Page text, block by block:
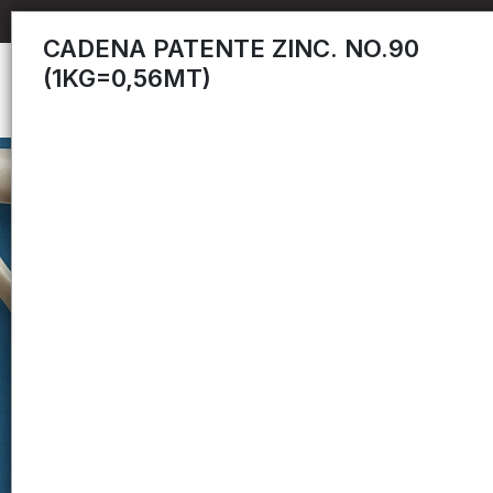
CADENA PATENTE ZINC. NO.90
(1KG=0,56MT)